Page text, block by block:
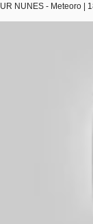
NUNES - Meteoro |